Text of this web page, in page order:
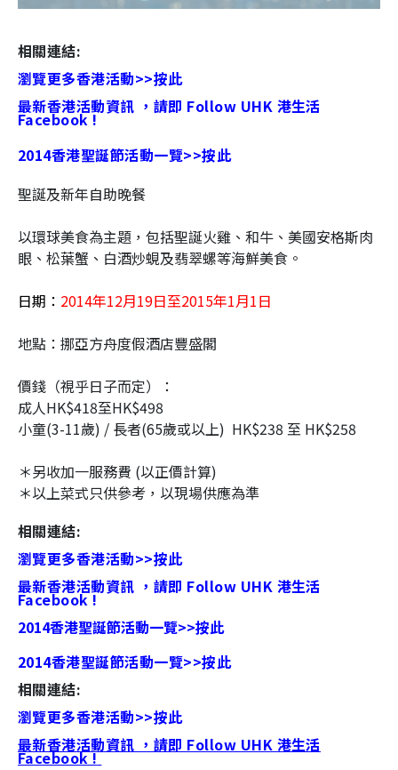
相關連結:
瀏覽更多香港活動>>按此
最新香港活動資訊 ，請即 Follow UHK 港生活
Facebook !
2014香港聖誕節活動一覽>>按此
聖誕及新年自助晚餐
以環球美食為主題，包括聖誕火雞、和牛、美國安格斯肉
眼、松葉蟹、白酒炒蜆及翡翠螺等海鮮美食。
日期： 2014年12月19日至2015年1月1日
地點：挪亞方舟度假酒店豐盛閣
價錢（視乎日子而定）：
成人HK$418至HK$498
小童(3-11歲) / 長者(65歲或以上) HK$238 至 HK$258
＊另收加一服務費 (以正價計算)
＊以上菜式只供參考，以現場供應為準
相關連結:
瀏覽更多香港活動>>按此
最新香港活動資訊 ，請即 Follow UHK 港生活
Facebook !
2014香港聖誕節活動一覽>>按此
2014香港聖誕節活動一覽>>按此
相關連結:
瀏覽更多香港活動>>按此
最新香港活動資訊 ，請即 Follow UHK 港生活
Facebook !